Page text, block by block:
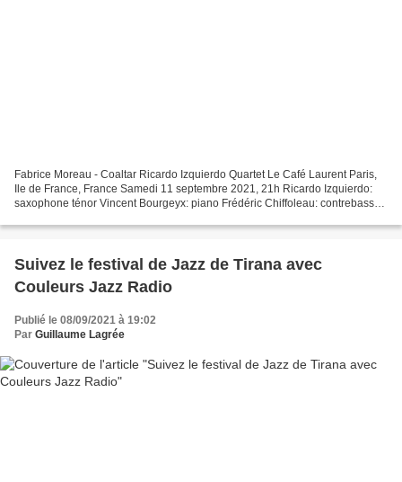
Fabrice Moreau - Coaltar Ricardo Izquierdo Quartet Le Café Laurent Paris,
Ile de France, France Samedi 11 septembre 2021, 21h Ricardo Izquierdo:
saxophone ténor Vincent Bourgeyx: piano Frédéric Chiffoleau: contrebasse
Suivez le festival de Jazz de Tirana avec
Couleurs Jazz Radio
Publié le 08/09/2021 à 19:02
Par Guillaume Lagrée